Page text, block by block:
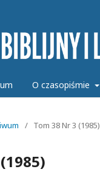
O czasopiśmie
/ Tom 38 Nr 3 (1985)